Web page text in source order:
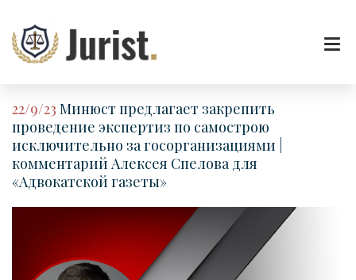
22/9/23 Минюст предлагает закрепить
проведение экспертиз по самострою
исключительно за госорганизациями |
комментарий Алексея Спелова для
«Адвокатской газеты»